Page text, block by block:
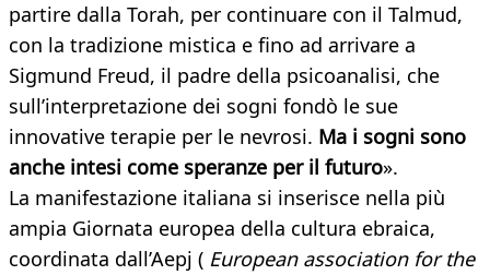
partire dalla Torah, per continuare con il Talmud,
con la tradizione mistica e fino ad arrivare a
Sigmund Freud, il padre della psicoanalisi, che
sull’interpretazione dei sogni fondò le sue
innovative terapie per le nevrosi. Ma i sogni sono
anche intesi come speranze per il futuro».
La manifestazione italiana si inserisce nella più
ampia Giornata europea della cultura ebraica,
coordinata dall’Aepj ( European association for the